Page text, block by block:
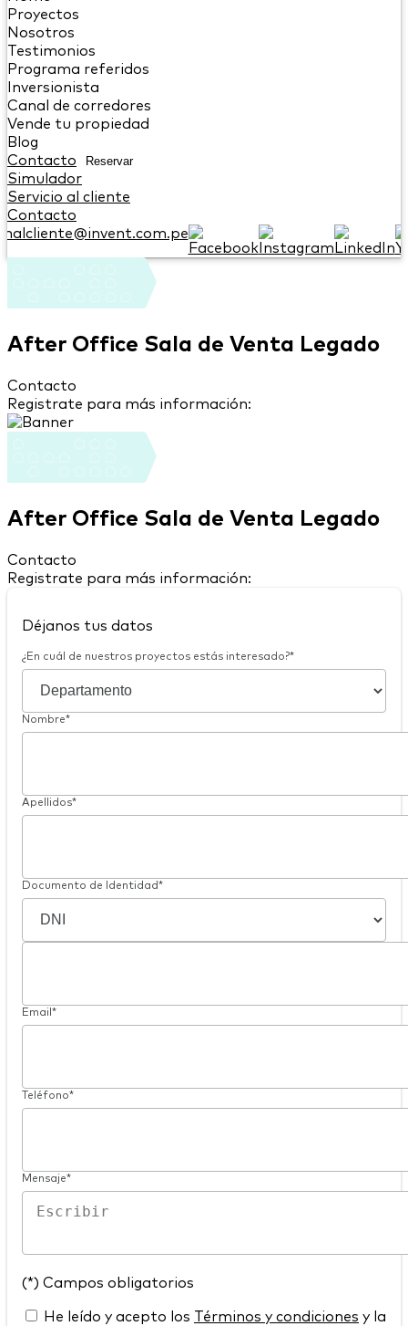
Proyectos
Nosotros
Testimonios
Programa referidos
Inversionista
Canal de corredores
Vende tu propiedad
Blog
Contacto
Reservar
Simulador
Servicio al cliente
Contacto
After Office Sala de Venta Legado
Contacto
Registrate para más información:
After Office Sala de Venta Legado
Contacto
Registrate para más información:
Déjanos tus datos
¿En cuál de nuestros proyectos estás interesado?*
Nombre*
Apellidos*
Documento de Identidad*
Email*
Teléfono*
Mensaje*
(*) Campos obligatorios
He leído y acepto los Términos y condiciones y la